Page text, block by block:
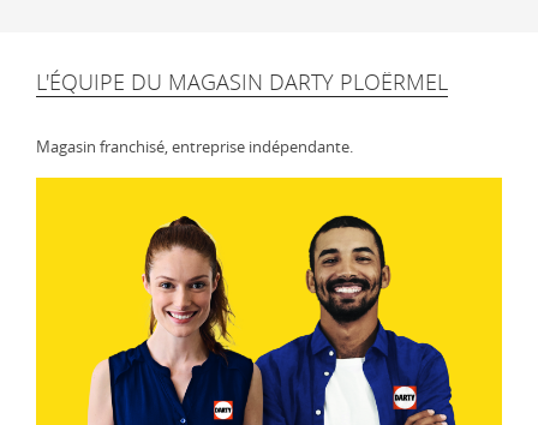
L'ÉQUIPE DU MAGASIN DARTY PLOËRMEL
Magasin franchisé, entreprise indépendante.